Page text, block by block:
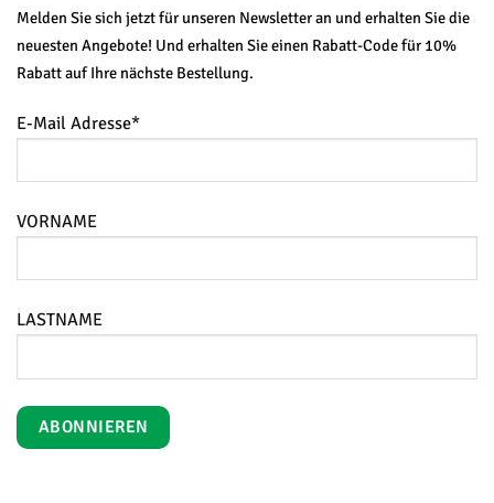
Melden Sie sich jetzt für unseren Newsletter an und erhalten Sie die
neuesten Angebote! Und erhalten Sie einen Rabatt-Code für 10%
Rabatt auf Ihre nächste Bestellung.
E-Mail Adresse*
VORNAME
LASTNAME